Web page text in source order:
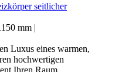
seitlicher
mm |
Luxus eines warmen,
hochwertigen
Ihren Raum